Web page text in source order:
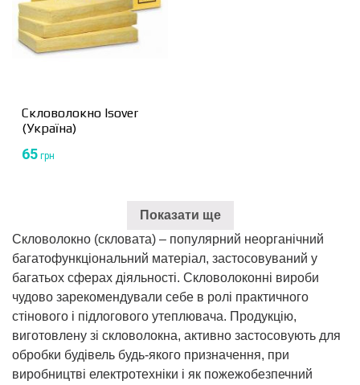
Скловолокно Isover
(Україна)
65 грн
Показати ще
Скловолокно (скловата) – популярний неорганічний
багатофункціональний матеріал, застосовуваний у
багатьох сферах діяльності. Скловолоконні вироби
чудово зарекомендували себе в ролі практичного
стінового і підлогового утеплювача. Продукцію,
виготовлену зі скловолокна, активно застосовують для
обробки будівель будь-якого призначення, при
виробництві електротехніки і як пожежобезпечний